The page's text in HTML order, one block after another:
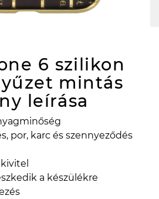
6 szilikon
mintás
leírása
por, karc és szennyeződés
a készülékre